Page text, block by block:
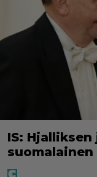
IS: